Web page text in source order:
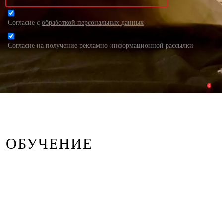
Согласие собработкой персональных данных
Согласие на получение рекламно-информационной рассылки
ОБУЧЕНИЕ